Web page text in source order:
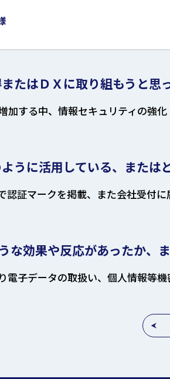
たはＤＸに取り組もうと思
加する中、情報セキュリティの強
うに活用している、または
認証マークを掲載、また会社受付に
な効果や反応があったか、
電子データの取扱い、個人情報等